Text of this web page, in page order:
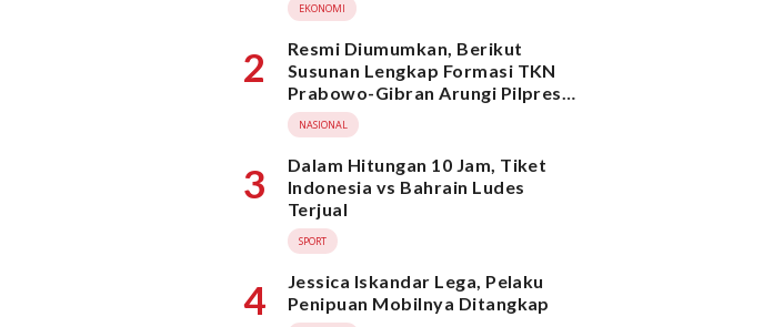
EKONOMI
2
Resmi Diumumkan, Berikut
Susunan Lengkap Formasi TKN
Prabowo-Gibran Arungi Pilpres
2024, Ada Ridwan Kamil hingga
Suami Yenny Wahid
NASIONAL
3
Dalam Hitungan 10 Jam, Tiket
Indonesia vs Bahrain Ludes
Terjual
SPORT
4
Jessica Iskandar Lega, Pelaku
Penipuan Mobilnya Ditangkap